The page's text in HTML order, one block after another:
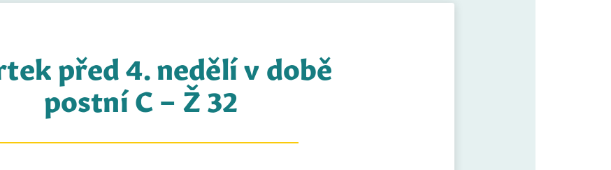
před 4. nedělí v době
postní C – Ž 32